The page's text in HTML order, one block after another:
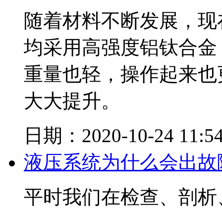
随着材料不断发展，
均采用高强度铝钛合
重量也轻，操作起来
大大提升。
日期：2020-10-24
液压系统为什么会出故
平时我们在检查、剖